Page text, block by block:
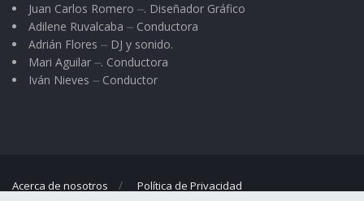
Juan Carlos Romero ⏤. Diseñador Gráfico
Adilene Ruvalcaba ⏤ Conductora
Adrián Flores ⏤ DJ y sonido.
Mari Aguilar ⏤. Conductora
Iván Nieves ⏤ Conductor
Acerca de nosotros Política de Privacidad